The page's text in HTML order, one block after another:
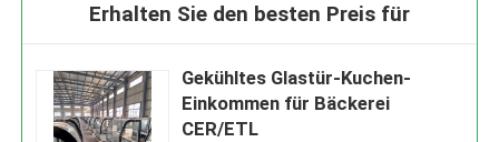
Erhalten Sie den besten Preis für
Gekühltes Glastür-Kuchen-
Einkommen für Bäckerei
CER/ETL